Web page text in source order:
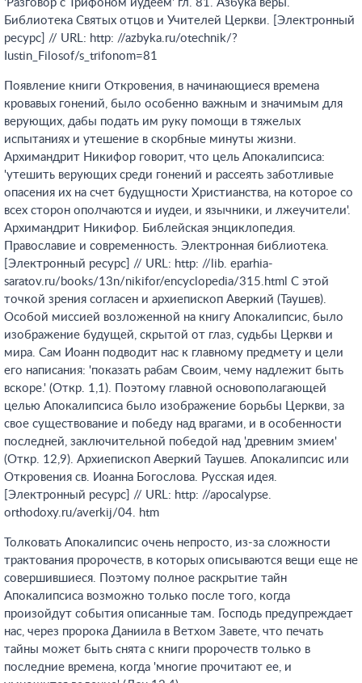
'Разговор с Трифоном иудеем' гл. 81. Азбука веры.
Библиотека Святых отцов и Учителей Церкви. [Электронный
ресурс] // URL: http: //azbyka.ru/otechnik/?
Iustin_Filosof/s_trifonom=81
Появление книги Откровения, в начинающиеся времена
кровавых гонений, было особенно важным и значимым для
верующих, дабы подать им руку помощи в тяжелых
испытаниях и утешение в скорбные минуты жизни.
Архимандрит Никифор говорит, что цель Апокалипсиса:
'утешить верующих среди гонений и рассеять заботливые
опасения их на счет будущности Христианства, на которое со
всех сторон ополчаются и иудеи, и язычники, и лжеучители'.
Архимандрит Никифор. Библейская энциклопедия.
Православие и современность. Электронная библиотека.
[Электронный ресурс] // URL: http: //lib. eparhia-
saratov.ru/books/13n/nikifor/encyclopedia/315.html С этой
точкой зрения согласен и архиепископ Аверкий (Таушев).
Особой миссией возложенной на книгу Апокалипсис, было
изображение будущей, скрытой от глаз, судьбы Церкви и
мира. Сам Иоанн подводит нас к главному предмету и цели
его написания: 'показать рабам Своим, чему надлежит быть
вскоре.' (Откр. 1,1). Поэтому главной основополагающей
целью Апокалипсиса было изображение борьбы Церкви, за
свое существование и победу над врагами, и в особенности
последней, заключительной победой над 'древним змием'
(Откр. 12,9). Архиепископ Аверкий Таушев. Апокалипсис или
Откровения св. Иоанна Богослова. Русская идея.
[Электронный ресурс] // URL: http: //apocalypse.
orthodoxy.ru/averkij/04. htm
Толковать Апокалипсис очень непросто, из-за сложности
трактования пророчеств, в которых описываются вещи еще не
совершившиеся. Поэтому полное раскрытие тайн
Апокалипсиса возможно только после того, когда
произойдут события описанные там. Господь предупреждает
нас, через пророка Даниила в Ветхом Завете, что печать
тайны может быть снята с книги пророчеств только в
последние времена, когда 'многие прочитают ее, и